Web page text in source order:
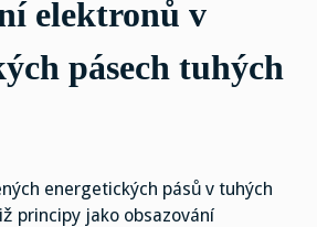
elektronů v
pásech tuhých
energetických pásů v tuhých
principy jako obsazování